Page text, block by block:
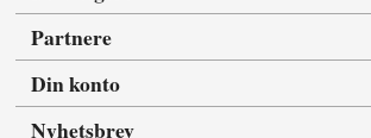
Partnere
Din konto
Nyhetsbrev